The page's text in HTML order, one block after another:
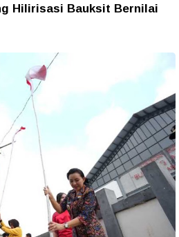
Hilirisasi Bauksit Bernilai